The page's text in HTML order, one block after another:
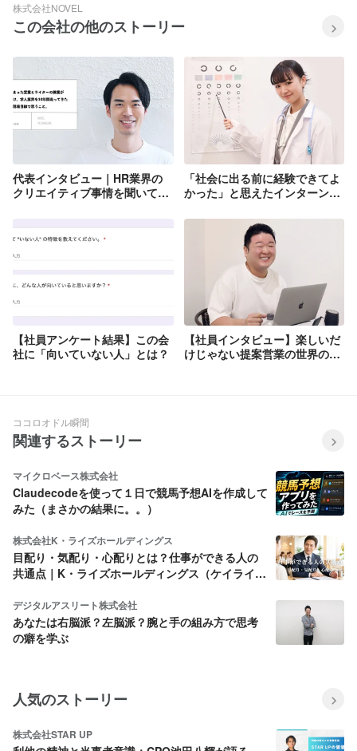
株式会社NOVEL
この会社の他のストーリー
代表インタビュー｜HR業界の
クリエイティブ事情を聞いてみ
「社会に出る前に経験できてよ
かった」と思えたインターン生
【社員アンケート結果】この会
社に「向いていない人」とは？
【社員インタビュー】楽しいだ
けじゃない提案営業の世界の入
ココロオドル瞬間
関連するストーリー
マイクロベース株式会社
Claudecodeを使って１日で競馬予想AIを作成して
みた（まさかの結果に。。）
株式会社K・ライズホールディングス
目配り・気配り・心配りとは？仕事ができる人の
共通点｜K・ライズホールディングス（ケイライ
デジタルアスリート株式会社
あなたは右脳派？左脳派？腕と手の組み方で思考
の癖を学ぶ
人気のストーリー
株式会社STAR UP